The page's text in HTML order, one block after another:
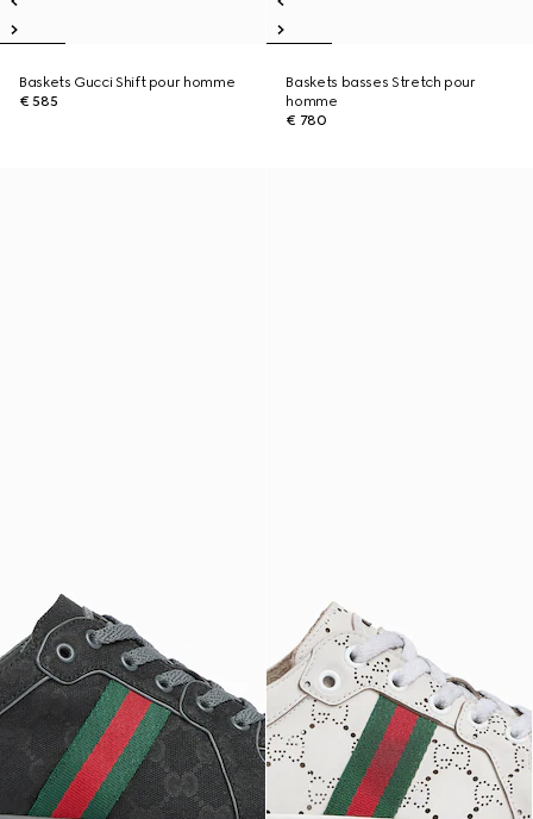
Baskets Gucci Shift pour homme
€ 585
Baskets basses Stretch pour
homme
€ 780